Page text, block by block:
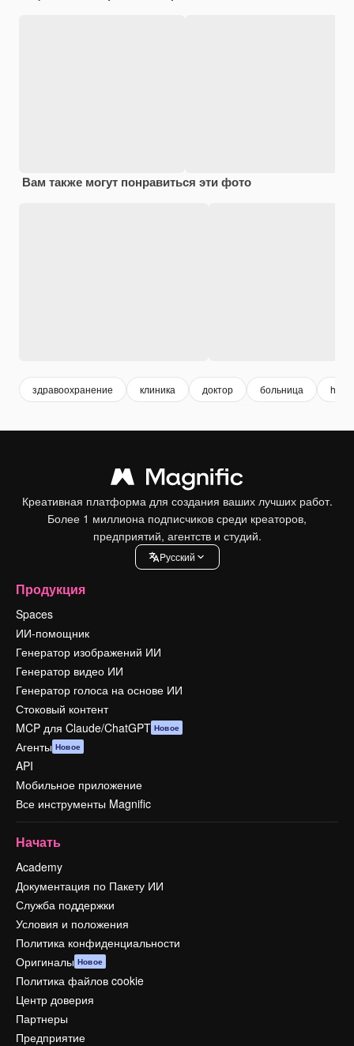
Вам также могут понравиться эти фото
здравоохранение клиника доктор больница
Креативная платформа для создания ваших лучших работ.
Более 1 миллиона подписчиков среди креаторов,
предприятий, агентств и студий.
Pусский
Продукция
Spaces
ИИ-помощник
Генератор изображений ИИ
Генератор видео ИИ
Генератор голоса на основе ИИ
Стоковый контент
MCP для Claude/ChatGPT Новое
Агенты Новое
API
Мобильное приложение
Все инструменты Magnific
Начать
Academy
Документация по Пакету ИИ
Служба поддержки
Условия и положения
Политика конфиденциальности
Оригиналы Новое
Политика файлов cookie
Центр доверия
Партнеры
Предприятие